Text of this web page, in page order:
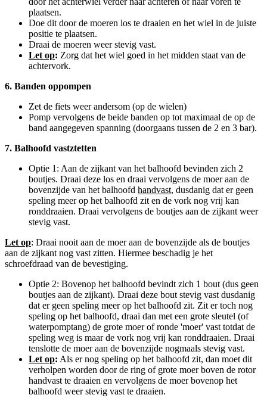
plaatsen.
Doe dit door de moeren los te draaien en het wiel in de juiste
positie te plaatsen.
Draai de moeren weer stevig vast.
Let op: Zorg dat het wiel goed in het midden staat van de
achtervork.
6. Banden oppompen
Zet de fiets weer andersom (op de wielen)
Pomp vervolgens de beide banden op tot maximaal de op de
band aangegeven spanning (doorgaans tussen de 2 en 3 bar).
7. Balhoofd vastztetten
Optie 1: Aan de zijkant van het balhoofd bevinden zich 2
boutjes. Draai deze los en draai vervolgens de moer aan de
bovenzijde van het balhoofd handvast, dusdanig dat er geen
speling meer op het balhoofd zit en de vork nog vrij kan
ronddraaien. Draai vervolgens de boutjes aan de zijkant weer
stevig vast.
Let op: Draai nooit aan de moer aan de bovenzijde als de boutjes
aan de zijkant nog vast zitten. Hiermee beschadig je het
schroefdraad van de bevestiging.
Optie 2: Bovenop het balhoofd bevindt zich 1 bout (dus geen
boutjes aan de zijkant). Draai deze bout stevig vast dusdanig
dat er geen speling meer op het balhoofd zit. Zit er toch nog
speling op het balhoofd, draai dan met een grote sleutel (of
waterpomptang) de grote moer of ronde 'moer' vast totdat de
speling weg is maar de vork nog vrij kan ronddraaien. Draai
tenslotte de moer aan de bovenzijde nogmaals stevig vast.
Let op: Als er nog speling op het balhoofd zit, dan moet dit
verholpen worden door de ring of grote moer boven de rotor
handvast te draaien en vervolgens de moer bovenop het
balhoofd weer stevig vast te draaien.